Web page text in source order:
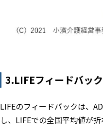
3.LIFEフィードバッ
LIFEのフィードバックは、
し、LIFEでの全国平均値が